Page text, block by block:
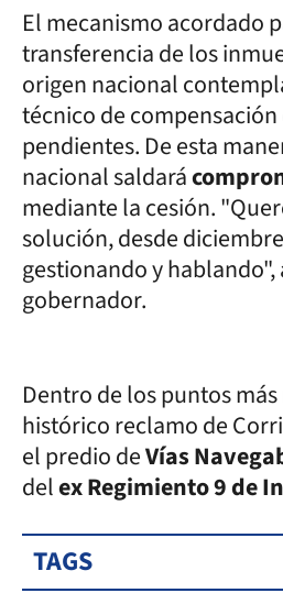
El mecanismo acordado
transferencia de los
origen nacional
técnico de
pendientes. De esta
nacional saldará
mediante la cesión.
solución, desde
gestionando y
gobernador.
Dentro de los puntos
histórico reclamo de
el predio deVías
delex Regimiento 9 de
TAGS